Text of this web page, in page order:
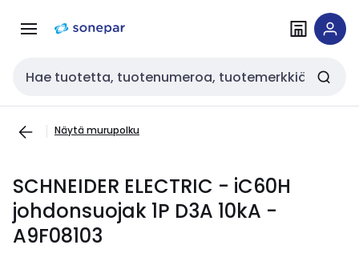
navigointiinsisältöön
Haku
Näytä murupolku
SCHNEIDER ELECTRIC - iC60H
johdonsuojak 1P D3A 10kA -
A9F08103